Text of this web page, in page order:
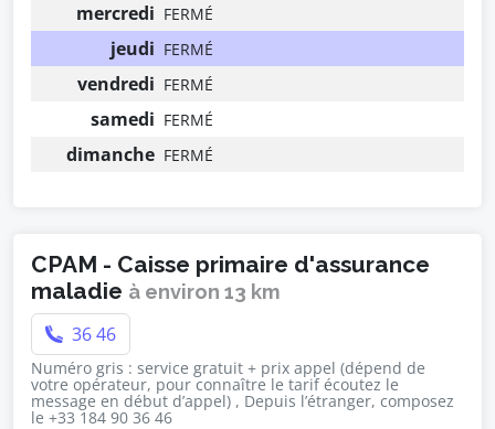
mercredi FERMÉ
jeudi FERMÉ
vendredi FERMÉ
samedi FERMÉ
dimanche FERMÉ
CPAM - Caisse primaire d'assurance
maladie à environ 13 km
36 46
Numéro gris : service gratuit + prix appel (dépend de
votre opérateur, pour connaître le tarif écoutez le
message en début d’appel) , Depuis l’étranger, composez
le +33 184 90 36 46